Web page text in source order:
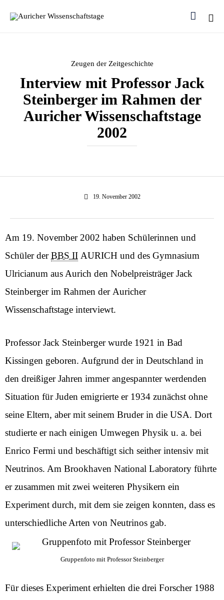

Interview mit Professor Jack
Steinberger im Rahmen der
Auricher Wissenschaftstage
2002
Category
Zeugen der Zeitgeschichte
19. November 2002
Am 19. November 2002 haben Schülerinnen und
Schüler derBBS II AURICH und des Gymnasium
Ulricianum aus Aurich den Nobelpreisträger Jack
Steinberger im Rahmen der Auricher
Wissenschaftstage interviewt.
Professor Jack Steinberger wurde 1921 in Bad
Kissingen geboren. Aufgrund der in Deutschland in
den dreißiger Jahren immer angespannter werdenden
Situation für Juden emigrierte er 1934 zunächst ohne
seine Eltern, aber mit seinem Bruder in die USA. Dort
studierte er nach einigen Umwegen Physik u. a. bei
Enrico Fermi und beschäftigt sich seither intensiv mit
Neutrinos. Am Brookhaven National Laboratory führte
er zusammen mit zwei weiteren Physikern ein
Experiment durch, mit dem sie zeigen konnten, dass es
unterschiedliche Arten von Neutrinos gab.
Gruppenfoto mit Professor Steinberger
Für dieses Experiment erhielten die drei Forscher 1988